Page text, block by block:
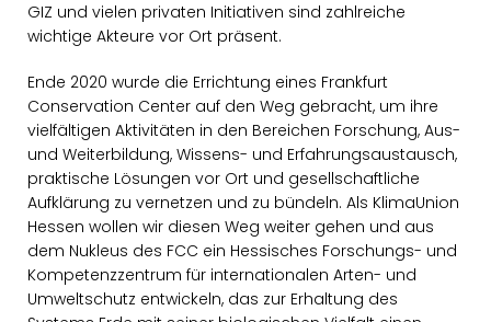
GIZ und vielen privaten Initiativen sind zahlreiche
wichtige Akteure vor Ort präsent.
Ende 2020 wurde die Errichtung eines Frankfurt
Conservation Center auf den Weg gebracht, um ihre
vielfältigen Aktivitäten in den Bereichen Forschung, Aus-
und Weiterbildung, Wissens- und Erfahrungsaustausch,
praktische Lösungen vor Ort und gesellschaftliche
Aufklärung zu vernetzen und zu bündeln. Als KlimaUnion
Hessen wollen wir diesen Weg weiter gehen und aus
dem Nukleus des FCC ein Hessisches Forschungs- und
Kompetenzzentrum für internationalen Arten- und
Umweltschutz entwickeln, das zur Erhaltung des